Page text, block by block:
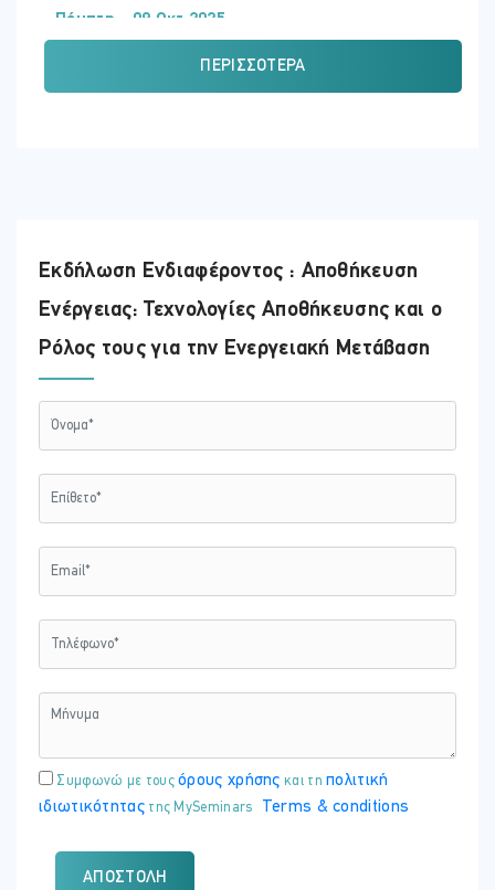
Πέμπτη - 09 Οκτ 2025
ΠΕΡΙΣΣΌΤΕΡΑ
Εκδήλωση Ενδιαφέροντος : Αποθήκευση
Ενέργειας: Τεχνολογίες Αποθήκευσης και ο
Ρόλος τους για την Ενεργειακή Μετάβαση
Συμφωνώ με τουςόρους χρήσης και τη πολιτική
ιδιωτικότηταςτης MySeminars Terms & conditions
ΑΠΟΣΤΟΛΉ